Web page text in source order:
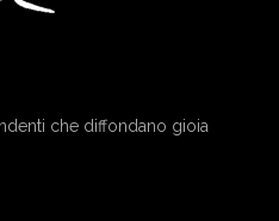
che diffondano gioia